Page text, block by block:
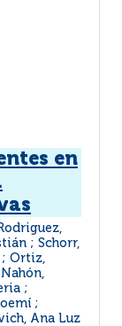
en
; Schorr,
; Ortiz,
;
;
Ana Luz